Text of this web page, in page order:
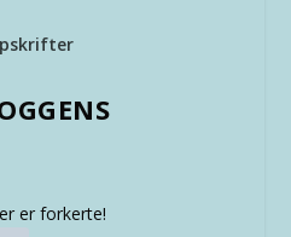
er forkerte!